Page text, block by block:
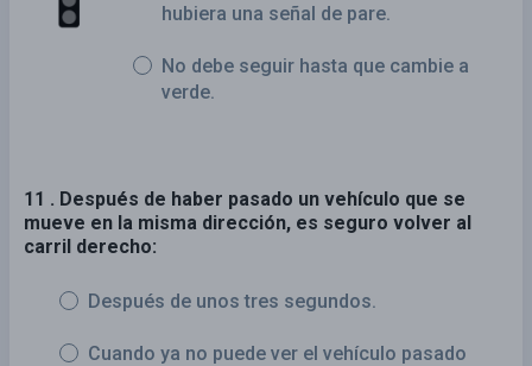
hubiera una señal de pare.
No debe seguir hasta que cambie a
verde.
11 . Después de haber pasado un vehículo que se
mueve en la misma dirección, es seguro volver al
carril derecho:
Después de unos tres segundos.
Cuando ya no puede ver el vehículo pasado